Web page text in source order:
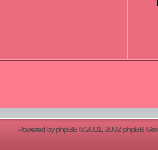
Powered byphpBB© 2001, 2002 phpBB